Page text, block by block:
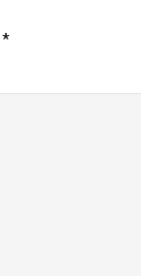
*